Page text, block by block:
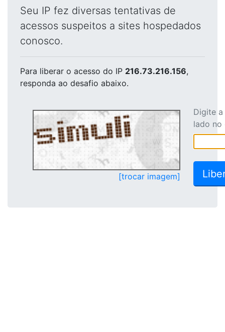
Seu IP fez diversas tentativas de
acessos suspeitos a sites hospedados
conosco.
Para liberar o acesso do IP 216.73.216.156,
responda ao desafio abaixo.
[trocar imagem]
Digite
lado no